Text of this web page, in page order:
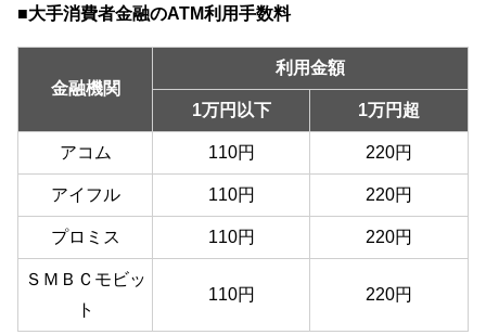
■大手消費者金融のATM利用手数料
金融機関
利用金額
1万円以下 1万円超
アコム 110円 220円
アイフル 110円 220円
プロミス 110円 220円
ＳＭＢＣモビッ
ト
110円 220円